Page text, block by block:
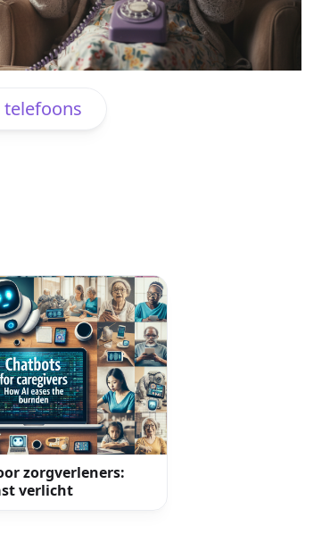
zorgverleners:
verlicht